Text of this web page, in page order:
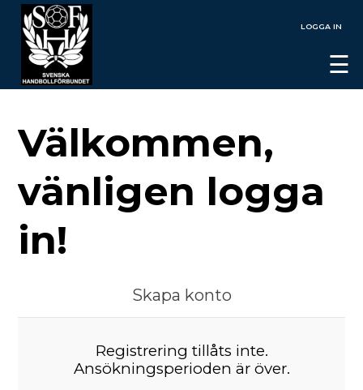
LOGGA IN
☰
Välkommen,
vänligen logga
in!
Skapa konto
Registrering tillåts inte.
Ansökningsperioden är över.